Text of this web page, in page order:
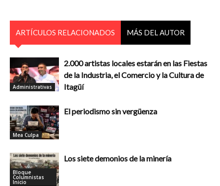
ARTÍCULOS RELACIONADOS MÁS DEL AUTOR
Administrativas
2.000 artistas locales estarán en las Fiestas
de la Industria, el Comercio y la Cultura de
Itagüí
Mea Culpa
El periodismo sin vergüenza
Bloque
Columnistas
Inicio
Los siete demonios de la minería